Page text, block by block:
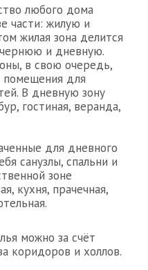
любого дома
части: жилую и
жилая зона делится
и дневную.
в свою очередь,
помещения для
В дневную зону
гостиная, веранда,
для дневного
санузлы, спальни и
зоне
кухня, прачечная,
можно за счёт
коридоров и холлов.